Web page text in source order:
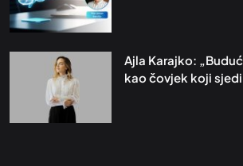
Ajla Karajko:
kao čovjek koji